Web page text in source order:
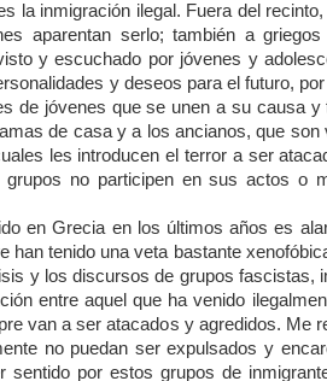
la inmigración ilegal. Fuera del
aparentan serlo; también a
y escuchado por jóvenes y
y deseos para el futuro,
de jóvenes que se unen a su causa y
de casa y a los ancianos, que
les introducen el terror a ser
no participen en sus actos o
en Grecia en los últimos años es
tenido una veta bastante
y los discursos de grupos fascistas,
entre aquel que ha venido
van a ser atacados y agredidos. Me
no puedan ser expulsados y
por estos grupos de